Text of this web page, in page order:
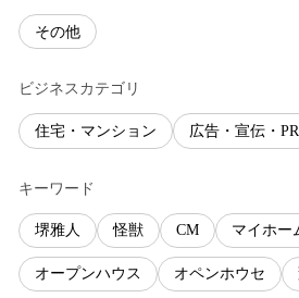
その他
ビジネスカテゴリ
住宅・マンション 広告・宣伝・PR
キーワード
堺雅人 怪獣 CM マイホー
オープンハウス オペンホウセ